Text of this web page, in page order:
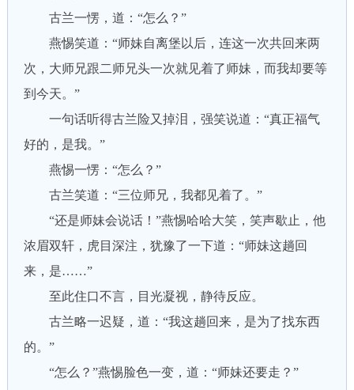
古兰一愣，道：“怎么？”
燕惕笑道：“师妹自离堡以后，连这一次共回来两
次，大师兄跟二师兄头一次就见着了师妹，而我却要等
到今天。”
一句话听得古兰险又掉泪，强笑说道：“真正福气
好的，是我。”
燕惕一愣：“怎么？”
古兰笑道：“三位师兄，我都见着了。”
“还是师妹会说话！”燕惕哈哈大笑，笑声歇止，他
浓眉双轩，虎目深注，犹豫了一下道：“师妹这趟回
来，是……”
至此住口不言，目光凝视，静待反应。
古兰略一迟疑，道：“我这趟回来，是为了找东西
的。”
“怎么？”燕惕脸色一变，道：“师妹还要走？”